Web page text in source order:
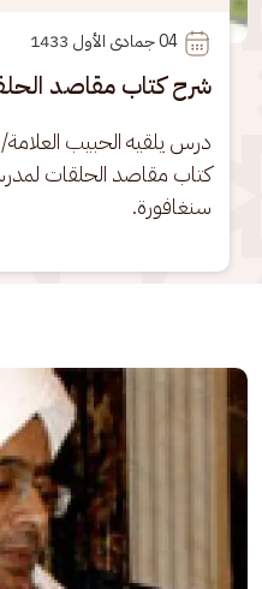
04
شرح كتاب مقاصد
درس يلقيه الحبيب
كتاب مقاصد الحلقات
سنغافورة.
الصورة